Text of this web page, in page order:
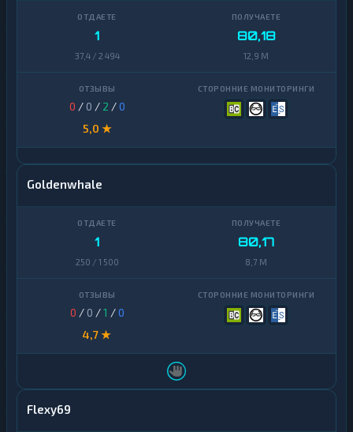
1
37,4 / 2 494
80,18
12,9 M
0 / 0 / 2 /0
5,0 ★
Goldenwhale
1
250 / 1 500
80,17
8,7 M
0 / 0 /1 /0
4,7 ★
Flexy69